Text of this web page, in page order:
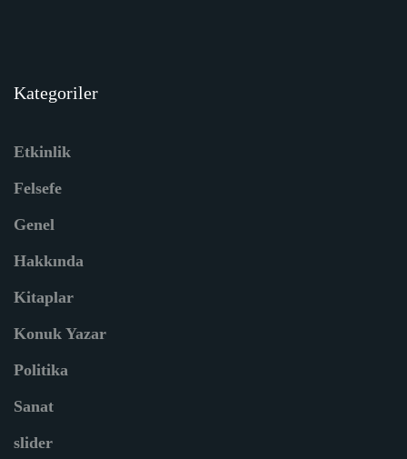
Kategoriler
Etkinlik
Felsefe
Genel
Hakkında
Kitaplar
Konuk Yazar
Politika
Sanat
slider